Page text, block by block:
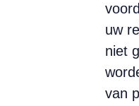
uw
niet
van